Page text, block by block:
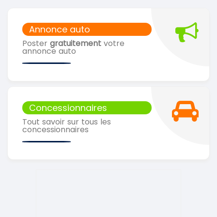
Annonce auto
Poster gratuitement votre
annonce auto
Concessionnaires
Tout savoir sur tous les
concessionnaires